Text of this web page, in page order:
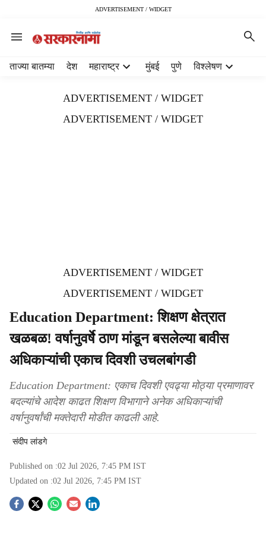
ADVERTISEMENT / WIDGET
ताज्या बातम्या देश महाराष्ट्र मुंबई पुणे विश्लेषण
ADVERTISEMENT / WIDGET
ADVERTISEMENT / WIDGET
ADVERTISEMENT / WIDGET
ADVERTISEMENT / WIDGET
Education Department: शिक्षण क्षेत्रात
खळबळ! वर्षानुवर्षे ठाण मांडून बसलेल्या बावीस
अधिकाऱ्यांची एकाच दिवशी उचलबांगडी
Education Department: एकाच दिवशी एवढ्या मोठ्या प्रमाणावर
बदल्यांचे आदेश काढत शिक्षण विभागाने अनेक अधिकाऱ्यांची
वर्षानुवर्षांची मक्तेदारी मोडीत काढली आहे.
संदीप लांडगे
Published on :02 Jul 2026, 7:45 PM IST
Updated on :02 Jul 2026, 7:45 PM IST
S